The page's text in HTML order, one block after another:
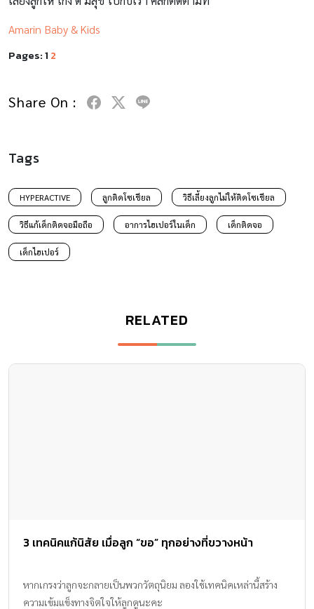
Amarin Baby & Kids
Pages:1 2
Share On :
Tags
HYPERACTIVE ลูกติดโซเชียล วิธีเลี้ยงลูกไม่ให้ติดโซเชียล
วิธีแก้เด็กติดจอมือถือ อาการไฮเปอร์ในเด็ก เด็กติดจอ
เด็กไฮเปอร์
RELATED
3 เทคนิคแก้นิสัย เมื่อลูก “ขอ” ทุกอย่างที่ขวางหน้า
หากเกรงว่าลูกจะกลายเป็นพวกวัตถุนิยม ลองใช้เทคนิคเหล่านี้สร้าง
ความเข้มแข็งทางจิตใจให้ลูกดูนะคะ